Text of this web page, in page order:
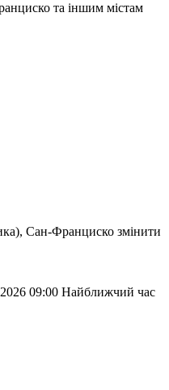
та іншим містам
Сан-Франциско змінити
09:00 Найближчий час